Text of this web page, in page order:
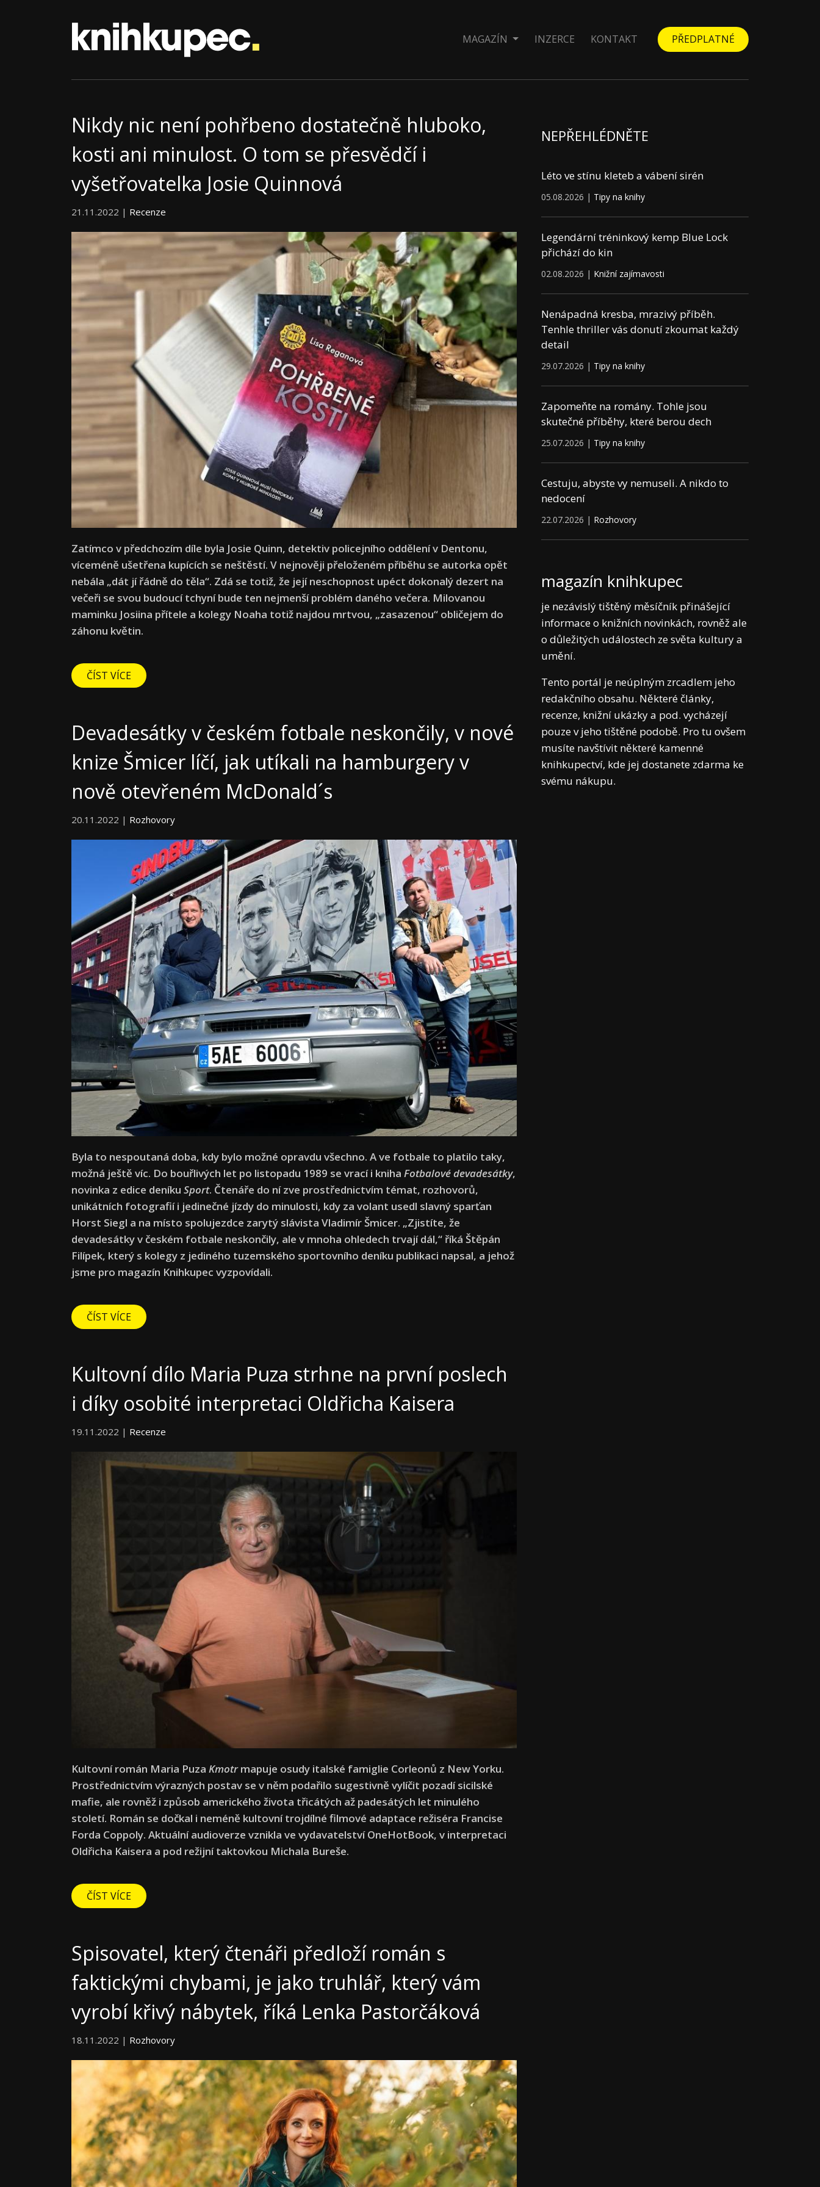
MAGAZÍN INZERCE KONTAKT PŘEDPLATNÉ
Nikdy nic není pohřbeno dostatečně hluboko,
kosti ani minulost. O tom se přesvědčí i
vyšetřovatelka Josie Quinnová
21.11.2022 | Recenze
Zatímco v předchozím díle byla Josie Quinn, detektiv policejního oddělení v Dentonu,
víceméně ušetřena kupících se neštěstí. V nejnověji přeloženém příběhu se autorka opět
nebála „dát jí řádně do těla“. Zdá se totiž, že její neschopnost upéct dokonalý dezert na
večeři se svou budoucí tchyní bude ten nejmenší problém daného večera. Milovanou
maminku Josiina přítele a kolegy Noaha totiž najdou mrtvou, „zasazenou“ obličejem do
záhonu květin.
ČÍST VÍCE
Devadesátky v českém fotbale neskončily, v nové
knize Šmicer líčí, jak utíkali na hamburgery v
nově otevřeném McDonald´s
20.11.2022 | Rozhovory
Byla to nespoutaná doba, kdy bylo možné opravdu všechno. A ve fotbale to platilo taky,
možná ještě víc. Do bouřlivých let po listopadu 1989 se vrací i kniha Fotbalové devadesátky,
novinka z edice deníku Sport. Čtenáře do ní zve prostřednictvím témat, rozhovorů,
unikátních fotografií i jedinečné jízdy do minulosti, kdy za volant usedl slavný sparťan
Horst Siegl a na místo spolujezdce zarytý slávista Vladimír Šmicer. „Zjistíte, že
devadesátky v českém fotbale neskončily, ale v mnoha ohledech trvají dál,“ říká Štěpán
Filípek, který s kolegy z jediného tuzemského sportovního deníku publikaci napsal, a jehož
jsme pro magazín Knihkupec vyzpovídali.
ČÍST VÍCE
Kultovní dílo Maria Puza strhne na první poslech
i díky osobité interpretaci Oldřicha Kaisera
19.11.2022 | Recenze
Kultovní román Maria Puza Kmotrmapuje osudy italské famiglie Corleonů z New Yorku.
Prostřednictvím výrazných postav se v něm podařilo sugestivně vylíčit pozadí sicilské
mafie, ale rovněž i způsob amerického života třicátých až padesátých let minulého
století. Román se dočkal i neméně kultovní trojdílné filmové adaptace režiséra Francise
Forda Coppoly. Aktuální audioverze vznikla ve vydavatelství OneHotBook, v interpretaci
Oldřicha Kaisera a pod režijní taktovkou Michala Bureše.
ČÍST VÍCE
Spisovatel, který čtenáři předloží román s
faktickými chybami, je jako truhlář, který vám
vyrobí křivý nábytek, říká Lenka Pastorčáková
18.11.2022 | Rozhovory
NEPŘEHLÉDNĚTE
Léto ve stínu kleteb a vábení sirén
05.08.2026 | Tipy na knihy
Legendární tréninkový kemp Blue Lock
přichází do kin
02.08.2026 | Knižní zajímavosti
Nenápadná kresba, mrazivý příběh.
Tenhle thriller vás donutí zkoumat každý
detail
29.07.2026 | Tipy na knihy
Zapomeňte na romány. Tohle jsou
skutečné příběhy, které berou dech
25.07.2026 | Tipy na knihy
Cestuju, abyste vy nemuseli. A nikdo to
nedocení
22.07.2026 | Rozhovory
magazín knihkupec
je nezávislý tištěný měsíčník přinášející
informace o knižních novinkách, rovněž ale
o důležitých událostech ze světa kultury a
umění.
Tento portál je neúplným zrcadlem jeho
redakčního obsahu. Některé články,
recenze, knižní ukázky a pod. vycházejí
pouze v jeho tištěné podobě. Pro tu ovšem
musíte navštívit některé kamenné
knihkupectví, kde jej dostanete zdarma ke
svému nákupu.